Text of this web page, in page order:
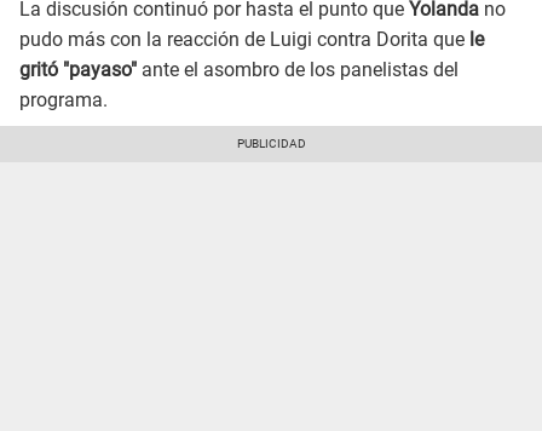
La discusión continuó por hasta el punto que Yolanda no
pudo más con la reacción de Luigi contra Dorita que le
gritó "payaso" ante el asombro de los panelistas del
programa.